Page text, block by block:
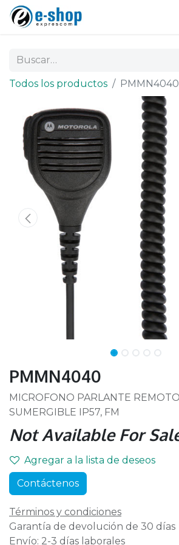
Todos los productos PMMN4040
PMMN4040
MICROFONO PARLANTE
SUMERGIBLE IP57, FM
Not Available For
Agregar a la lista de deseos
Contáctenos
Términos y condiciones
Garantía de devolución de 30 días
Envío: 2-3 días laborales